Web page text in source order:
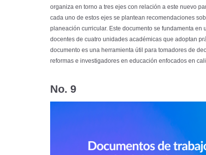
organiza en torno a tres ejes con relación a este nuevo
cada uno de estos ejes se plantean recomendaciones
planeación curricular. Este documento se fundamenta
docentes de cuatro unidades académicas que adoptan
documento es una herramienta útil para tomadores de
reformas e investigadores en educación enfocados en
No. 9